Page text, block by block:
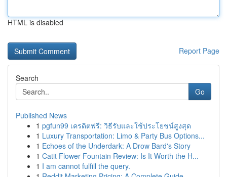
HTML is disabled
Report Page
Search
Go
Published News
1 pgfun99 เครดิตฟรี: วิธีรับและใช้ประโยชน์สูงสุด
1 Luxury Transportation: Limo & Party Bus Options...
1 Echoes of the Underdark: A Drow Bard's Story
1 Catit Flower Fountain Review: Is It Worth the H...
1 I am cannot fulfill the query.